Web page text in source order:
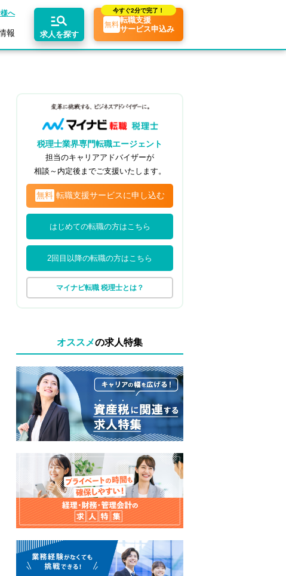
へ
求人を探す
今すぐ2分で完了！
無料転職支援
サービス申込み
個別転職相談会・セミナー
転職お役立ち情報
税理士・科目合格者の転職Q&A
業界情報の記事一覧
報
関東・首都圏
東海
税理士業界専門転職エージェント
担当のキャリアアドバイザーが
相談～内定後までご支援いたします。
無料 転職支援サービスに申し込む
はじめての転職の方はこちら
2回目以降の転職の方はこちら
マイナビ転職 税理士とは？
オススメの求人特集